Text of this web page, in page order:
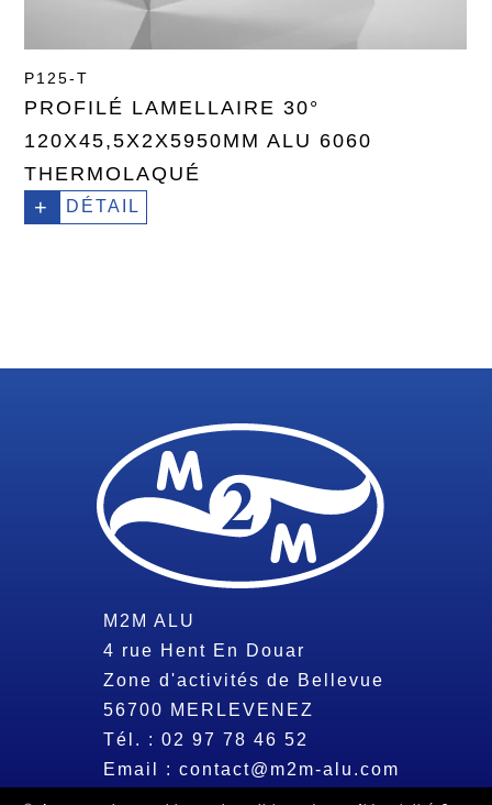
P125-T
PROFILÉ LAMELLAIRE 30°
120X45,5X2X5950MM ALU 6060
THERMOLAQUÉ
+ DÉTAIL
M2M ALU
4 rue Hent En Douar
Zone d'activités de Bellevue
56700 MERLEVENEZ
Tél. :02 97 78 46 52
Email :contact@m2m-alu.com